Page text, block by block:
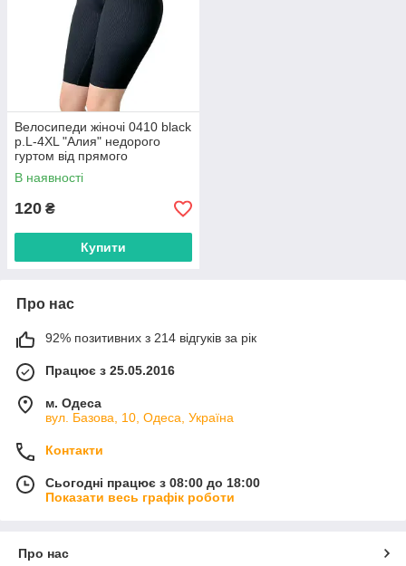
Велосипеди жіночі 0410 black
р.L-4XL "Алия" недорого
гуртом від прямого
постачальника
В наявності
120 ₴
Купити
Про нас
92% позитивних з 214 відгуків за рік
Працює з 25.05.2016
м. Одеса
вул. Базова, 10, Одеса, Україна
Контакти
Сьогодні працює з 08:00 до 18:00
Показати весь графік роботи
Про нас